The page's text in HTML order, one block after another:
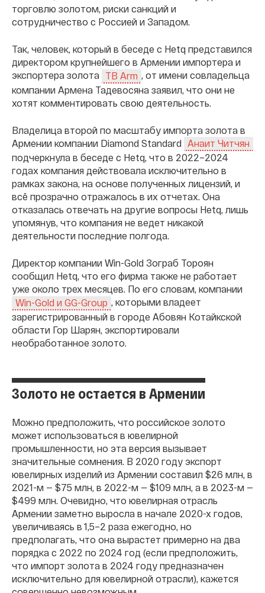
торговлю золотом, риски санкций и
сотрудничество с Россией и Западом.
Так, человек, который в беседе с Hetq представился
директором крупнейшего в Армении импортера и
экспортера золота
TB Arm , от имени совладельца
компании Армена Тадевосяна заявил, что они не
хотят комментировать свою деятельность.
Владелица второй по масштабу импорта золота в
Армении компании Diamond Standard Анаит Читчян
подчеркнула в беседе с Hetq, что в 2022–2024
годах компания действовала исключительно в
рамках закона, на основе полученных лицензий, и
всё прозрачно отражалось в их отчетах. Она
отказалась отвечать на другие вопросы Hetq, лишь
упомянув, что компания не ведет никакой
деятельности последние полгода.
Директор компании Win-Gold Зограб Тороян
сообщил Hetq, что его фирма также не работает
уже около трех месяцев. По его словам, компании
Win-Gold и GG-Group , которыми владеет
зарегистрированный в городе Абовян Котайкской
области Гор Шарян, экспортировали
необработанное золото.
Золото не остается в Армении
Можно предположить, что российское золото
может использоваться в ювелирной
промышленности, но эта версия вызывает
значительные сомнения. В 2020 году экспорт
ювелирных изделий из Армении составил $26 млн, в
2021-м — $75 млн, в 2022-м — $109 млн, а в 2023-м —
$499 млн. Очевидно, что ювелирная отрасль
Армении заметно выросла в начале 2020-х годов,
увеличиваясь в 1,5–2 раза ежегодно, но
предполагать, что она вырастет примерно на два
порядка с 2022 по 2024 год (если предположить,
что импорт золота в 2024 году предназначен
исключительно для ювелирной отрасли), кажется